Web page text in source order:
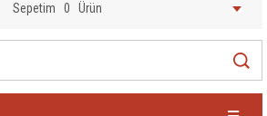
Sepetim 0 Ürün